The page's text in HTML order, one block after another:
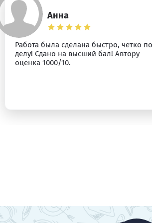
Анна
Работа была сделана быстро, четко по
делу! Сдано на высший бал! Автору
оценка 1000/10.